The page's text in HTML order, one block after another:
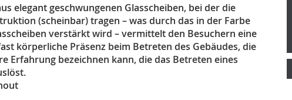
elegant geschwungenen Glasscheiben, bei der die
(scheinbar) tragen – was durch das in der Farbe
verstärkt wird – vermittelt den Besuchern eine
körperliche Präsenz beim Betreten des Gebäudes, die
Erfahrung bezeichnen kann, die das Betreten eines